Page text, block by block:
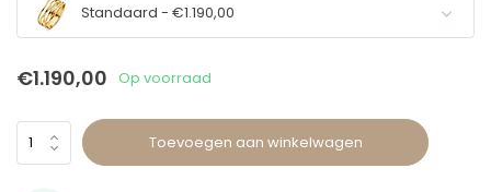
Standaard - €1.190,00
€1.190,00 Op voorraad
Toevoegen aan winkelwagen